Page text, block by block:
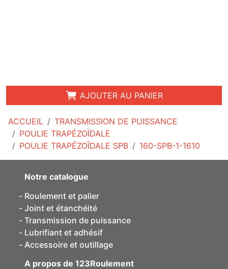
ACCUEIL
TRANSMISSION DE PUISSANCE
POULIE TRAPÉZOÏDALE
POULIE TRAPÉZOÏDALE SPB
160-SPB-1-1610
AJOUTER AU PANIER
Notre catalogue
Roulement et palier
Joint et étanchéité
Transmission de puissance
Lubrifiant et adhésif
Accessoire et outillage
A propos de 123Roulement